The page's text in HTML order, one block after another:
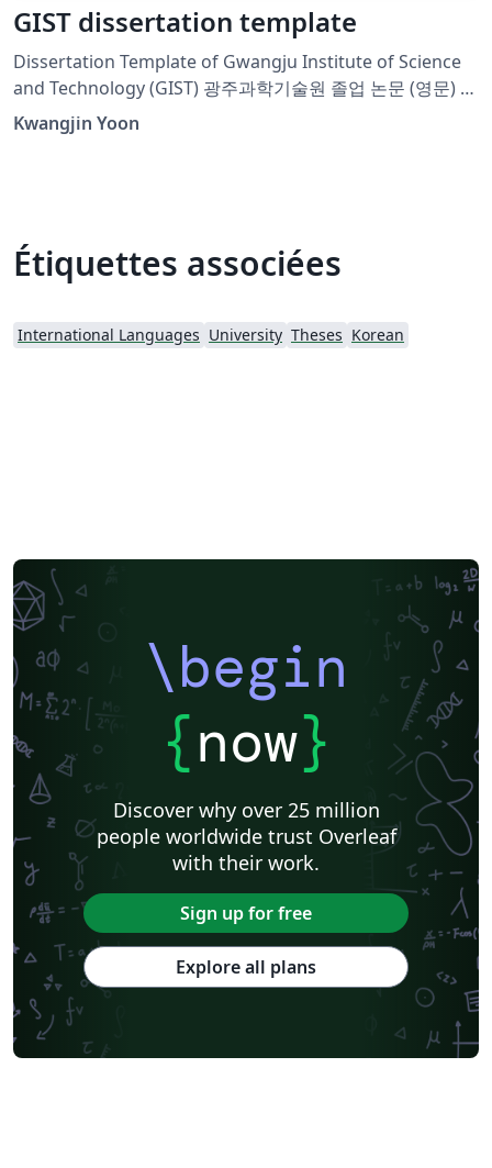
GIST dissertation template
Dissertation Template of Gwangju Institute of Science
and Technology (GIST) 광주과학기술원 졸업 논문 (영문) 템
플렛입니다.
Kwangjin Yoon
Étiquettes associées
International Languages University Theses Korean
\begin
{now}
Discover why over 25 million
people worldwide trust Overleaf
with their work.
Sign up for free
Explore all plans